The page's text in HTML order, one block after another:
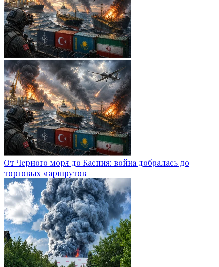
От Черного моря до Каспия: война добралась до
торговых маршрутов